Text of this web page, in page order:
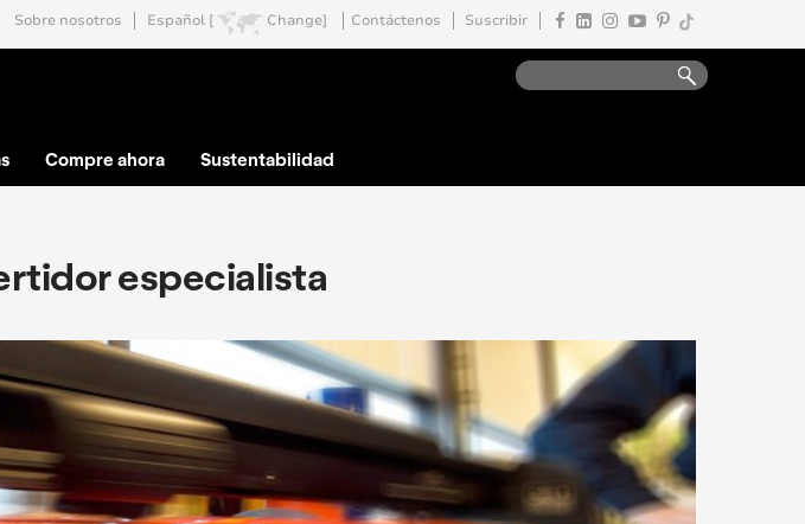
Sobre nosotros Español [ Change] Contáctenos Suscribir
Compre ahora Sustentabilidad
especialista